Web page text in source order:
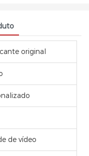
original
de vídeo